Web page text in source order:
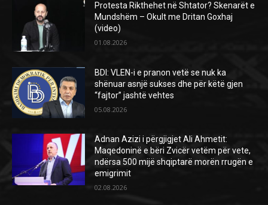
Protesta Rikthehet në Shtator? Skenarët e
Mundshëm – Okult me Dritan Goxhaj
(video)
01.08.2026
BDI: VLEN-i e pranon vetë se nuk ka
shënuar asnjë sukses dhe për këtë gjen
“fajtor” jashtë vehtes
05.08.2026
Adnan Azizi i përgjigjet Ali Ahmetit:
Maqedoninë e bëri Zvicër vetëm për vete,
ndërsa 500 mijë shqiptarë morën rrugën e
emigrimit
02.08.2026